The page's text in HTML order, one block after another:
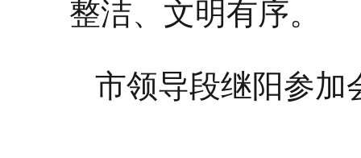
整洁、文明有序。
市领导段继阳参加